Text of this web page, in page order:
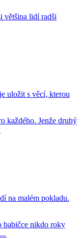
většina lidí radši
uložit s věcí, kterou
každého. Jenže druhý
na malém pokladu.
babičce nikdo roky